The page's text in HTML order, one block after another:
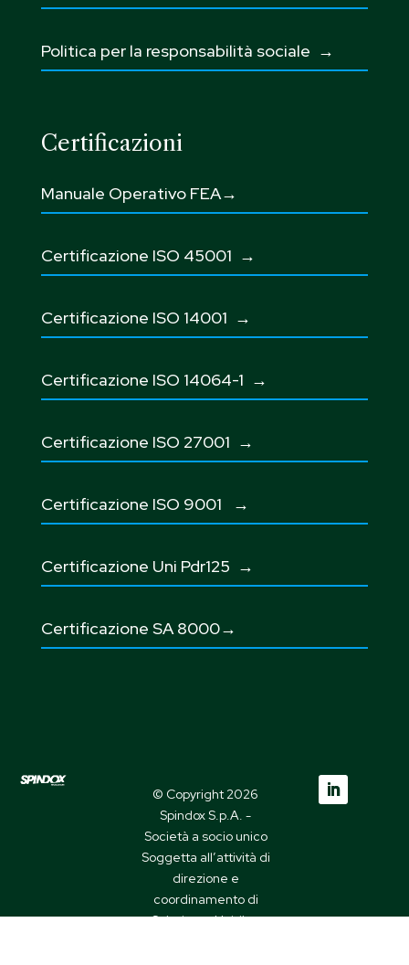
Politica per la responsabilità sociale →
Certificazioni
Manuale Operativo FEA→
Certificazione ISO 45001 →
Certificazione ISO 14001 →
Certificazione ISO 14064-1 →
Certificazione ISO 27001 →
Certificazione ISO 9001 →
Certificazione Uni Pdr125 →
Certificazione SA 8000→
© Copyright 2026
Spindox S.p.A. -
Società a socio unico
Soggetta all’attività di
direzione e
coordinamento di
Spindome Holding